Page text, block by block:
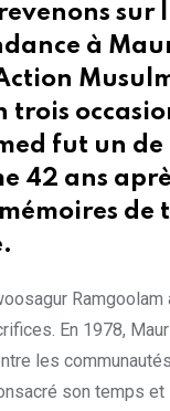
sur
à
fut un
42 ans
de
En 1978,
les
son temps